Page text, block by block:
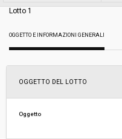
Tipo di contratto:
Servizi sociali:
Scelta del contraente:
Valore stimato della procedura:
Lotto 1
OGGETTO E INFORMAZIONI GENERALI
OGGETTO DEL LOTTO
Oggetto